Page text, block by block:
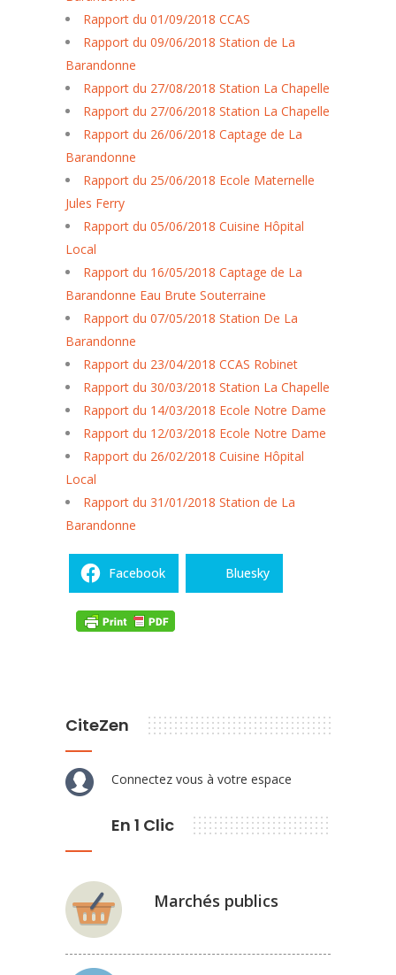
Rapport du 01/09/2018 CCAS
Rapport du 09/06/2018 Station de La
Barandonne
Rapport du 27/08/2018 Station La Chapelle
Rapport du 27/06/2018 Station La Chapelle
Rapport du 26/06/2018 Captage de La
Barandonne
Rapport du 25/06/2018 Ecole Maternelle
Jules Ferry
Rapport du 05/06/2018 Cuisine Hôpital
Local
Rapport du 16/05/2018 Captage de La
Barandonne Eau Brute Souterraine
Rapport du 07/05/2018 Station De La
Barandonne
Rapport du 23/04/2018 CCAS Robinet
Rapport du 30/03/2018 Station La Chapelle
Rapport du 14/03/2018 Ecole Notre Dame
Rapport du 12/03/2018 Ecole Notre Dame
Rapport du 26/02/2018 Cuisine Hôpital
Local
Rapport du 31/01/2018 Station de La
Barandonne
Facebook Bluesky
CiteZen
Connectez vous à votre espace
En 1 Clic
Marchés publics